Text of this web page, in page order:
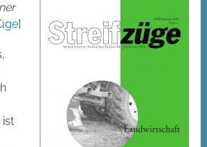
]
ist